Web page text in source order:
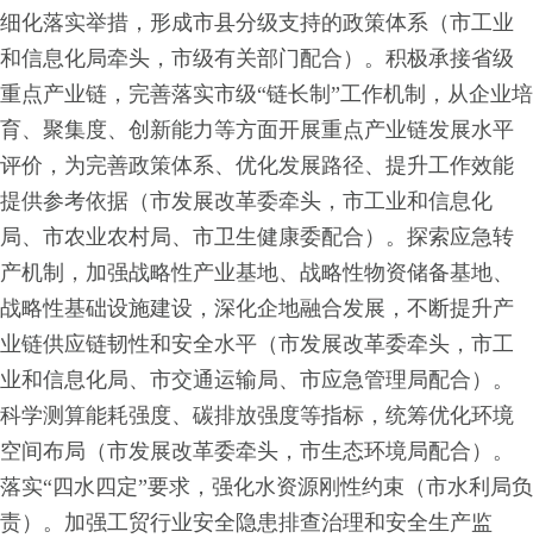
细化落实举措，形成市县分级支持的政策体系（市工业
和信息化局牵头，市级有关部门配合）。积极承接省级
重点产业链，完善落实市级“链长制”工作机制，从企业培
育、聚集度、创新能力等方面开展重点产业链发展水平
评价，为完善政策体系、优化发展路径、提升工作效能
提供参考依据（市发展改革委牵头，市工业和信息化
局、市农业农村局、市卫生健康委配合）。探索应急转
产机制，加强战略性产业基地、战略性物资储备基地、
战略性基础设施建设，深化企地融合发展，不断提升产
业链供应链韧性和安全水平（市发展改革委牵头，市工
业和信息化局、市交通运输局、市应急管理局配合）。
科学测算能耗强度、碳排放强度等指标，统筹优化环境
空间布局（市发展改革委牵头，市生态环境局配合）。
落实“四水四定”要求，强化水资源刚性约束（市水利局负
责）。加强工贸行业安全隐患排查治理和安全生产监